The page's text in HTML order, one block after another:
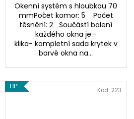
Okenní systém s hloubkou 70
mmPočet komor: 5 Počet
těsnění: 2 Součástí balení
každého okna je:-
klika- kompletní sada krytek v
barvě okna na...
TIP Kód: 223